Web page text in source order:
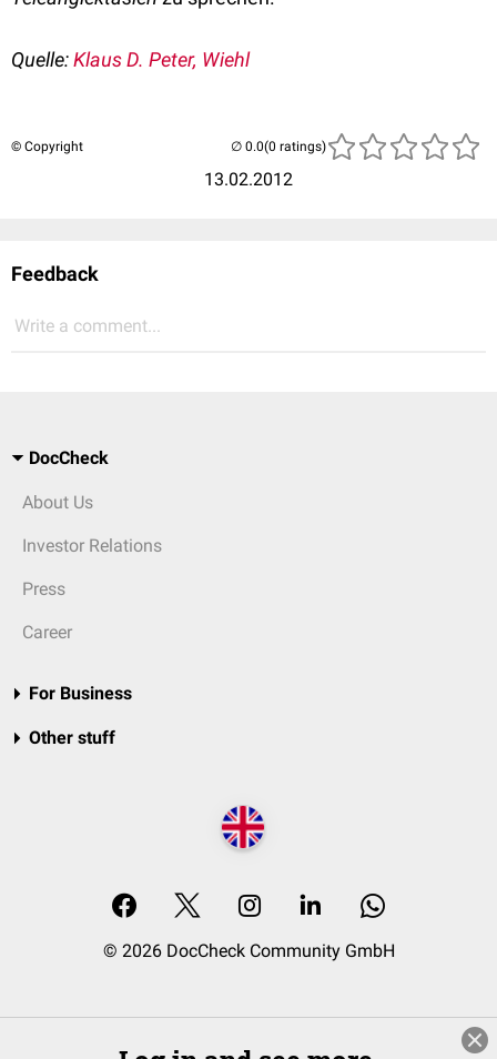
Quelle:Klaus D. Peter, Wiehl
© Copyright
13.02.2012
(0 ratings)
Feedback
Write a comment...
DocCheck
About Us
Investor Relations
Press
Career
For Business
Other stuff
© 2026 DocCheck Community GmbH